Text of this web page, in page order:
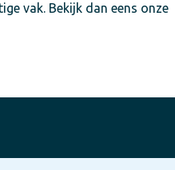
vak. Bekijk dan eens onze